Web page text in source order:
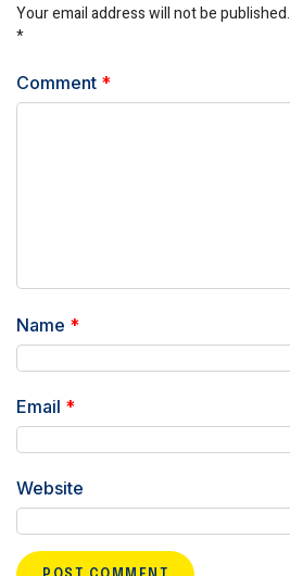
Your email address will not be published.
*
Comment *
Name *
Email *
Website